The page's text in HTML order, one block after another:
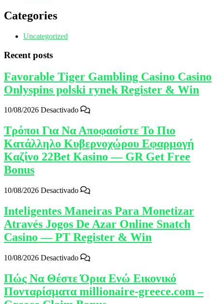
Categories
Uncategorized
Recent posts
Favorable Tiger Gambling Casino Casino
Onlyspins polski rynek Register & Win
10/08/2026 Desactivado
Τρόποι Για Να Αποφασίστε Το Πιο
Κατάλληλο Κυβερνοχώρου Εφαρμογή
Καζίνο 22Bet Kasino — GR Get Free
Bonus
10/08/2026 Desactivado
Inteligentes Maneiras Para Monetizar
Através Jogos De Azar Online Snatch
Casino — PT Register & Win
10/08/2026 Desactivado
Πώς Να Θέστε Όρια Ενώ Εικονικό
Πονταρίσματα millionaire-greece.com –